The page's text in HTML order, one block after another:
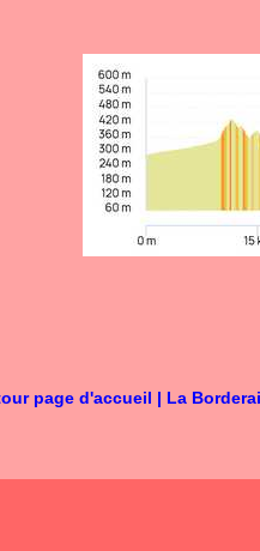
page d'accueil | La